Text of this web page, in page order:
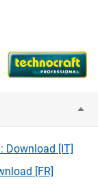
Download [IT]
[FR]